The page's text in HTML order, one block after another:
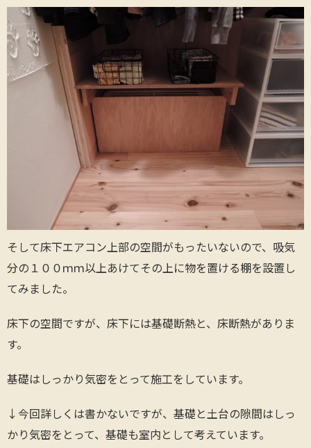
そして床下エアコン上部の空間がもったいないので、吸気
分の１００ｍｍ以上あけてその上に物を置ける棚を設置し
てみました。
床下の空間ですが、床下には基礎断熱と、床断熱がありま
す。
基礎はしっかり気密をとって施工をしています。
↓今回詳しくは書かないですが、基礎と土台の隙間はしっ
かり気密をとって、基礎も室内として考えています。